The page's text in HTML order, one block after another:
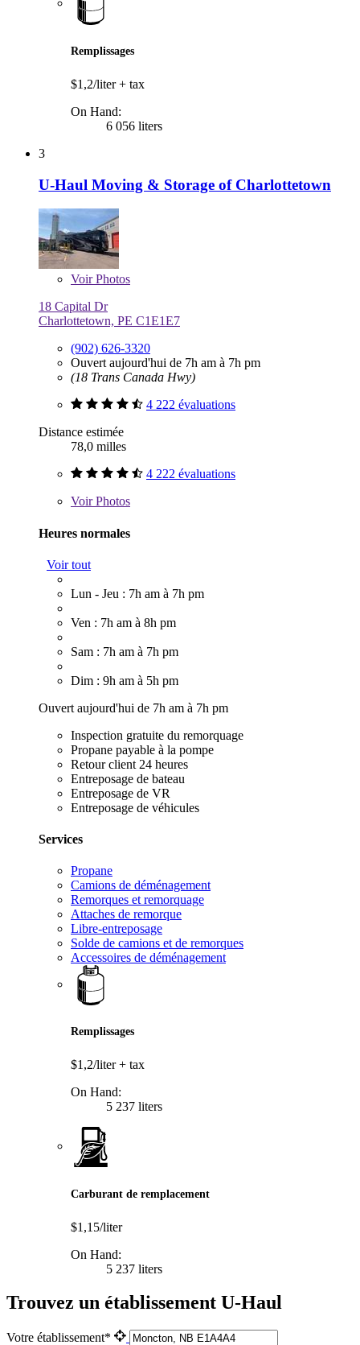
Remplissages
$1,2/liter+ tax
On Hand:
6 056 liters
3
U-Haul Moving & Storage of Charlottetown
VoirPhotos
18 Capital Dr
Charlottetown, PE C1E1E7
(902) 626-3320
Ouvert aujourd'hui de 7h am à 7h pm
(18 Trans Canada Hwy)
4 222 évaluations
Distance estimée
78,0 milles
4 222 évaluations
VoirPhotos
Heures normales
Voir tout
Lun - Jeu : 7h am à 7h pm
Ven : 7h am à 8h pm
Sam : 7h am à 7h pm
Dim : 9h am à 5h pm
Ouvert aujourd'hui de 7h am à 7h pm
Inspection gratuite du remorquage
Propane payable à la pompe
Retour client 24 heures
Entreposage de bateau
Entreposage de VR
Entreposage de véhicules
Services
Propane
Camions de déménagement
Remorques et remorquage
Attaches de remorque
Libre-entreposage
Solde de camions et de remorques
Accessoires de déménagement
Remplissages
$1,2/liter+ tax
On Hand:
5 237 liters
Carburant de remplacement
$1,15/liter
On Hand:
5 237 liters
Trouvez un établissement U-Haul
Votre établissement*